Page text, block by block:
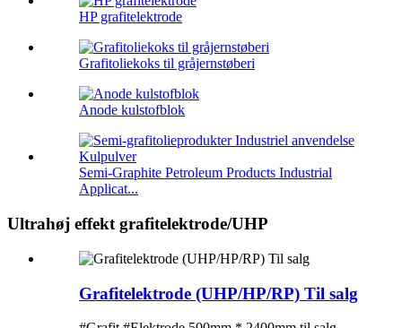
HP grafitelektrode
Grafitoliekoks til gråjernstøberi
Anode kulstofblok
Semi-Graphite Petroleum Products Industrial
Applicat...
Ultrahøj effekt grafitelektrode/UHP
Grafitelektrode (UHP/HP/RP) Til salg